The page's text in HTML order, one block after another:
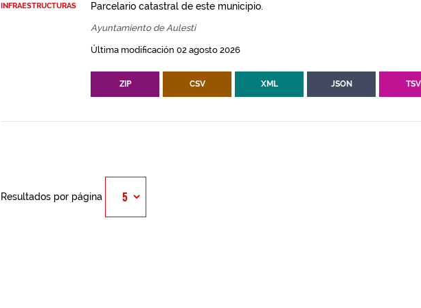
INFRAESTRUCTURAS
Parcelario catastral de este municipio.
Ayuntamiento de Aulesti
Última modificación 02 agosto 2026
ZIP CSV XML JSON TSV
Resultados por página